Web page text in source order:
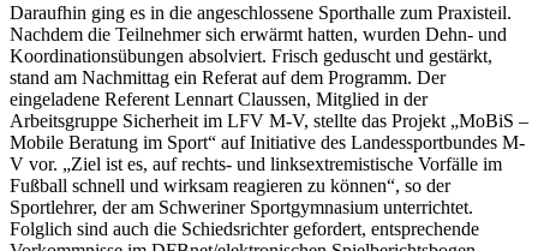
Daraufhin ging es in die angeschlossene Sporthalle zum Praxisteil.
Nachdem die Teilnehmer sich erwärmt hatten, wurden Dehn- und
Koordinationsübungen absolviert. Frisch geduscht und gestärkt,
stand am Nachmittag ein Referat auf dem Programm. Der
eingeladene Referent Lennart Claussen, Mitglied in der
Arbeitsgruppe Sicherheit im LFV M-V, stellte das Projekt „MoBiS –
Mobile Beratung im Sport“ auf Initiative des Landessportbundes M-
V vor. „Ziel ist es, auf rechts- und linksextremistische Vorfälle im
Fußball schnell und wirksam reagieren zu können“, so der
Sportlehrer, der am Schweriner Sportgymnasium unterrichtet.
Folglich sind auch die Schiedsrichter gefordert, entsprechende